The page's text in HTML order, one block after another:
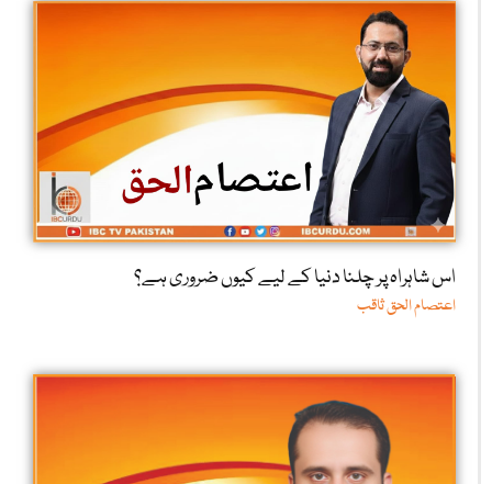
اس شاہراہ پر چلنا دنیا کے لیے کیوں ضروری ہے؟
اعتصام الحق ثاقب